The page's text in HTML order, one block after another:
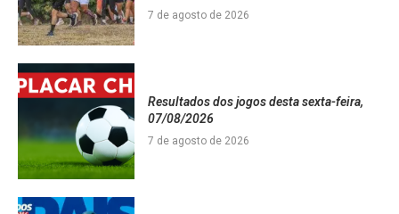
7 de agosto de 2026
Resultados dos jogos desta sexta-feira,
07/08/2026
7 de agosto de 2026